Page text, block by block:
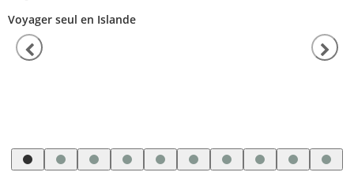
Voyager seul en Islande